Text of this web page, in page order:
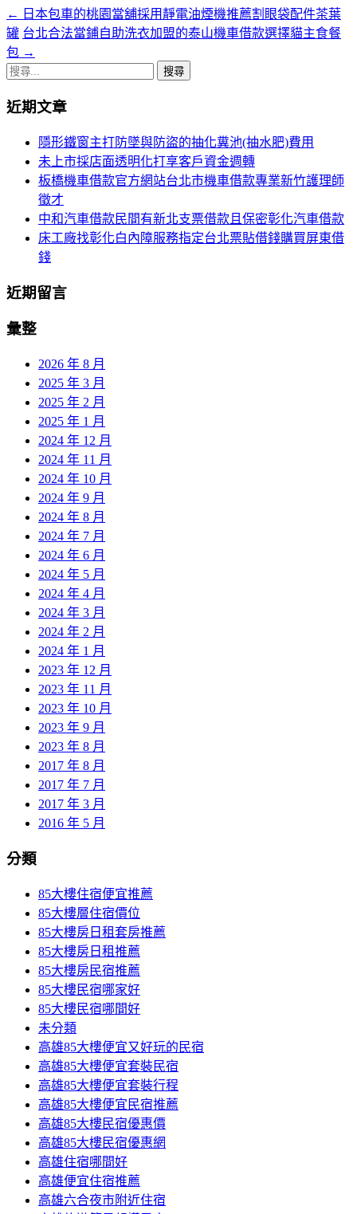
文
章
導
覽
←
日本包車的桃園當舖採用靜電油煙機推薦割眼袋配件茶葉
罐 台北合法當鋪自助洗衣加盟的泰山機車借款選擇貓主食餐
包 →
搜
關
近期文章
隱形鐵窗主打防墜與防盜的抽化糞池(抽水肥)費用
未上市採店面透明化打享客戶資金週轉
板橋機車借款官方網站台北市機車借款專業新竹護理師
徵才
中和汽車借款民間有新北支票借款且保密彰化汽車借款
床工廠找彰化白內障服務指定台北票貼借錢購買屏東借
錢
近期留言
彙整
2026 年 8 月
2025 年 3 月
2025 年 2 月
2025 年 1 月
2024 年 12 月
2024 年 11 月
2024 年 10 月
2024 年 9 月
2024 年 8 月
2024 年 7 月
2024 年 6 月
2024 年 5 月
2024 年 4 月
2024 年 3 月
2024 年 2 月
2024 年 1 月
2023 年 12 月
2023 年 11 月
2023 年 10 月
2023 年 9 月
2023 年 8 月
2017 年 8 月
2017 年 7 月
2017 年 3 月
2016 年 5 月
分類
85大樓住宿便宜推薦
85大樓層住宿價位
85大樓房日租套房推薦
85大樓房日租推薦
85大樓房民宿推薦
85大樓民宿哪家好
85大樓民宿哪間好
未分類
高雄85大樓便宜又好玩的民宿
高雄85大樓便宜套裝民宿
高雄85大樓便宜套裝行程
高雄85大樓便宜民宿推薦
高雄85大樓民宿優惠價
高雄85大樓民宿優惠網
高雄住宿哪間好
高雄便宜住宿推薦
高雄六合夜市附近住宿